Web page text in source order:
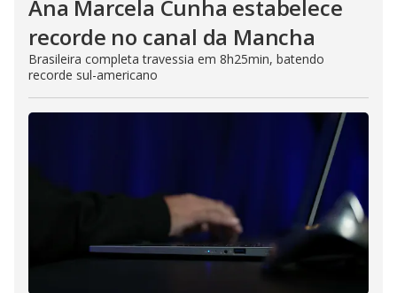
Ana Marcela Cunha estabelece
recorde no canal da Mancha
Brasileira completa travessia em 8h25min, batendo
recorde sul-americano